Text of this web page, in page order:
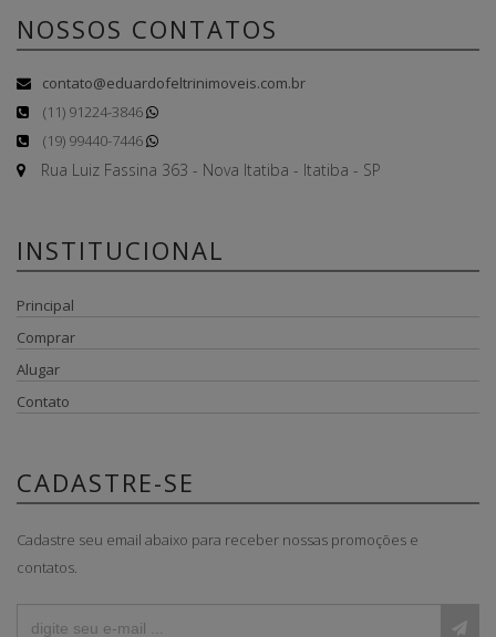
NOSSOS CONTATOS
contato@eduardofeltrinimoveis.com.br
(11) 91224-3846
(19) 99440-7446
Rua Luiz Fassina 363 - Nova Itatiba - Itatiba - SP
INSTITUCIONAL
Principal
Comprar
Alugar
Contato
CADASTRE-SE
Cadastre seu email abaixo para receber nossas promoções e
contatos.